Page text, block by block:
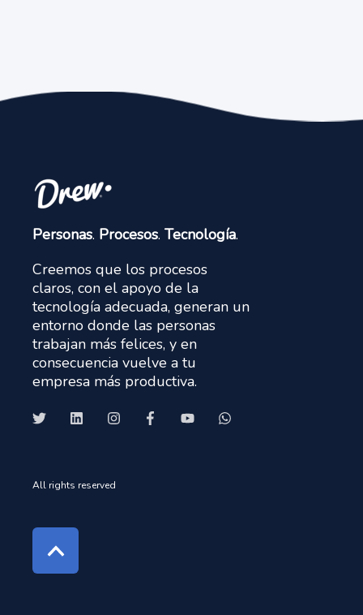
Personas. Procesos. Tecnología.
Creemos que los procesos
claros, con el apoyo de la
tecnología adecuada, generan un
entorno donde las personas
trabajan más felices, y en
consecuencia vuelve a tu
empresa más productiva.
All rights reserved